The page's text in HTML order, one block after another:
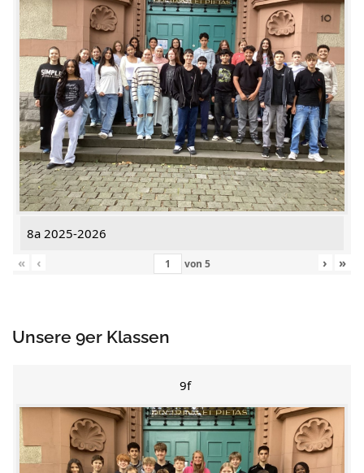
8a 2025-2026
«
‹ von 5 › »
Unsere 9er Klassen
9f